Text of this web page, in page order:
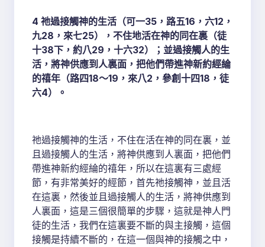
4 祂過接觸神的生活（可一35，路五16，六12，
九28，來七25），不住地活在神的同在裏（徒
十38下，約八29，十六32）；並過接觸人的生
活，將神供應到人裏面，把他們帶進神新約經綸
的禧年（路四18～19，來八2，參創十四18，徒
六4）。
祂過接觸神的生活，不住在活在神的同在裏，並
且過接觸人的生活，將神供應到人裏面，把他們
帶進神新約經綸的禧年，所以在這裏有三處經
節，有非常美好的經節，首先祂接觸神，並且活
在這裏，然後並且過接觸人的生活，將神供應到
人裏面，這是三個很簡單的步驟，這就是神人門
徒的生活，我們在這裏要不斷的與主接觸，這個
接觸是持續不斷的，在這一個與神的接觸之中，